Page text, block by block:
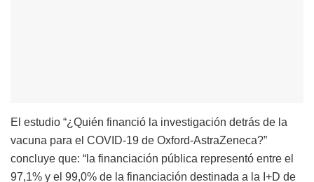
El estudio “¿Quién financió la investigación detrás de la
vacuna para el COVID-19 de Oxford-AstraZeneca?”
concluye que: “la financiación pública representó entre el
97,1% y el 99,0% de la financiación destinada a la I+D de